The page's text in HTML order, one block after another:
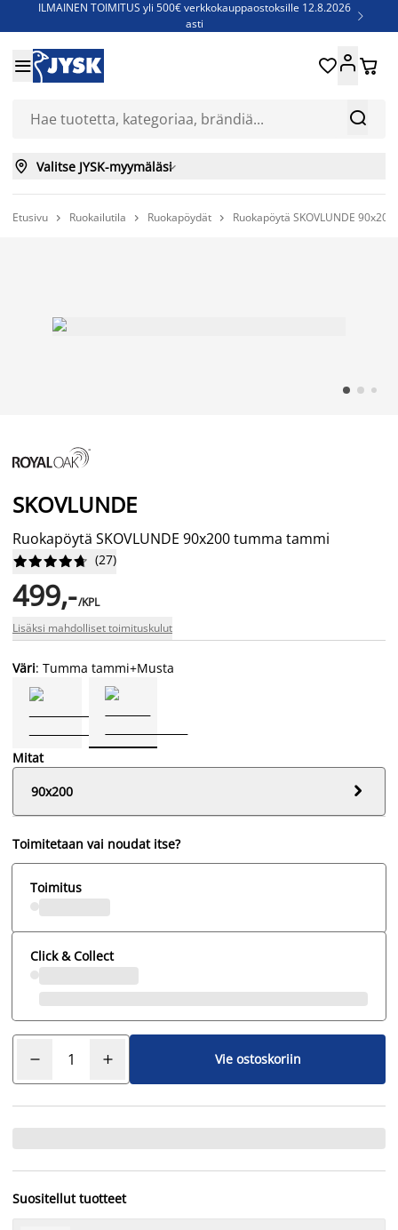
ILMAINEN TOIMITUS yli 500€ verkkokauppaostoksille 12.8.2026
asti

Jenkkisänkyjä - Säästä jopa 60%


 
 Valitse JYSK-myymäläsi
Etusivu  Ruokailutila  Ruokapöydät  Ruokapöytä SKOVLUNDE
SKOVLUNDE
Ruokapöytä SKOVLUNDE 90x200 tumma tammi





 (27)
499,-/KPL
Lisäksi mahdolliset toimituskulut
Väri: Tumma tammi+Musta
Mitat
90x200

Toimitetaan vai noudat itse?
Toimitus
Click & Collect
Vie ostoskoriin
Suositellut tuotteet